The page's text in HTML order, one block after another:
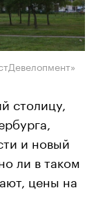
столицу,
и новый
ли в таком
цены на